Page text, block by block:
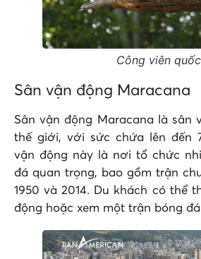
Công viên
Sân vận động Maracana
Sân vận động Maracana là sân
thế giới, với sức chứa lên đến
vận động này là nơi tổ chức
đá quan trọng, bao gồm trận
1950 và 2014. Du khách có thể
động hoặc xem một trận bóng